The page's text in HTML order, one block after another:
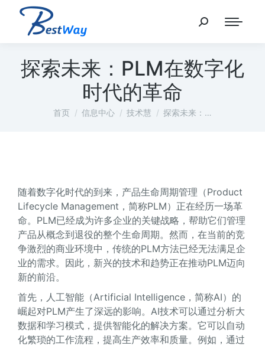
探索未来：PLM在数字化
时代的革命
您在这里：
首页 信息中心 技术慧 探索未来：…
随着数字化时代的到来，产品生命周期管理（Product
Lifecycle Management，简称PLM）正在经历一场革
命。PLM已经成为许多企业的关键战略，帮助它们管理
产品从概念到退役的整个生命周期。然而，在当前的竞
争激烈的商业环境中，传统的PLM方法已经无法满足企
业的需求。因此，新兴的技术和趋势正在推动PLM迈向
新的前沿。
首先，人工智能（Artificial Intelligence，简称AI）的
崛起对PLM产生了深远的影响。AI技术可以通过分析大
数据和学习模式，提供智能化的解决方案。它可以自动
化繁琐的工作流程，提高生产效率和质量。例如，通过